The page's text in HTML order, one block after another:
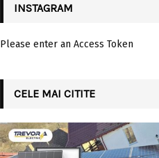
INSTAGRAM
Please enter an Access Token
CELE MAI CITITE